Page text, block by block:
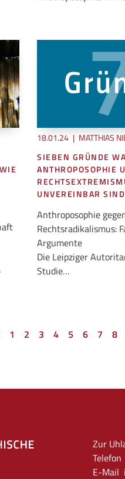
18.01.24 | MATTHIAS
SIEBEN GRÜNDE
ANTHROPOSOPHIE
UNVEREINBAR SIND
Anthroposophie
Rechtsradikalismus:
Argumente
Die Leipziger
Studie…
1 2 3 4 5 6 7 8
Zur
E-Mail